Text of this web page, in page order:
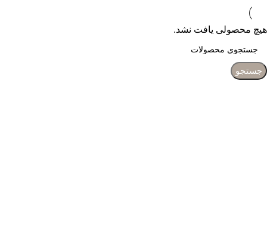
هیچ محصولی یافت نشد.
جستجو